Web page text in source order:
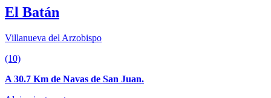
El Batán
Villanueva del Arzobispo
(10)
A 30.7 Km de Navas de San Juan.